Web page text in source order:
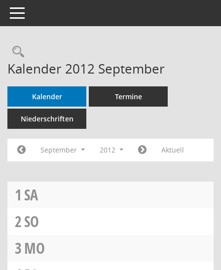
Toggle navigation
Rechercheauswahl
Kalender 2012 September
Kalender Termine
Niederschriften
September 2012 Aktuell
1 SA
2SO
3MO